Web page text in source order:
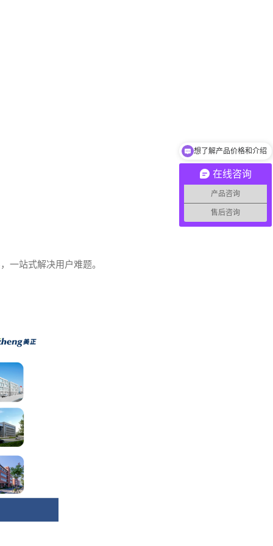
一站式解决用户难题。
在线咨询
产品咨询
售后咨询
想了解产品价格和介绍